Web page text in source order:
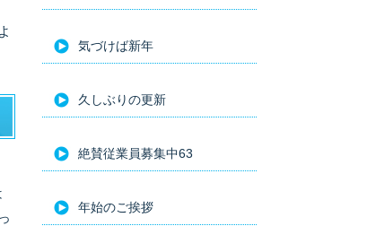
気づけば新年
久しぶりの更新
絶賛従業員募集中63
年始のご挨拶